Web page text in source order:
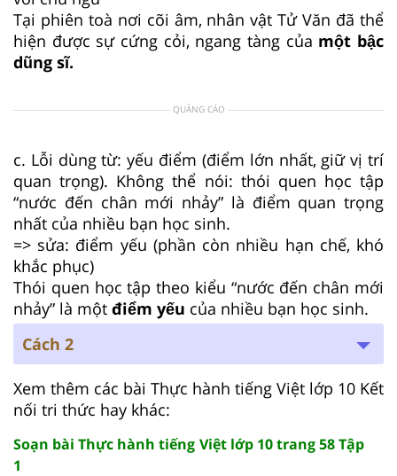
Tại phiên toà nơi cõi âm, nhân vật Tử Văn đã thể
hiện được sự cứng cỏi, ngang tàng của một bậc
dũng sĩ.
QUẢNG CÁO
c. Lỗi dùng từ: yếu điểm (điểm lớn nhất, giữ vị trí
quan trọng). Không thể nói: thói quen học tập
“nước đến chân mới nhảy” là điểm quan trọng
nhất của nhiều bạn học sinh.
=> sửa: điểm yếu (phần còn nhiều hạn chế, khó
khắc phục)
Thói quen học tập theo kiểu “nước đến chân mới
nhảy” là một điểm yếu của nhiều bạn học sinh.
Cách 2
Xem thêm các bài Thực hành tiếng Việt lớp 10 Kết
nối tri thức hay khác:
Soạn bài Thực hành tiếng Việt lớp 10 trang 58 Tập
1